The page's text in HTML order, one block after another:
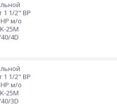
1 1/2" ВР
НР м/о
25М
4D
1 1/2" ВР
НР м/о
25М
3D